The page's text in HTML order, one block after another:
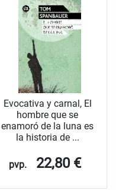
Evocativa y carnal, El
hombre que se
enamoró de la luna es
la historia de ...
pvp. 22,80 €